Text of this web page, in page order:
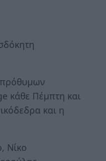
πρόθυμων
κάθε Πέμπτη και
και η
Νίκο